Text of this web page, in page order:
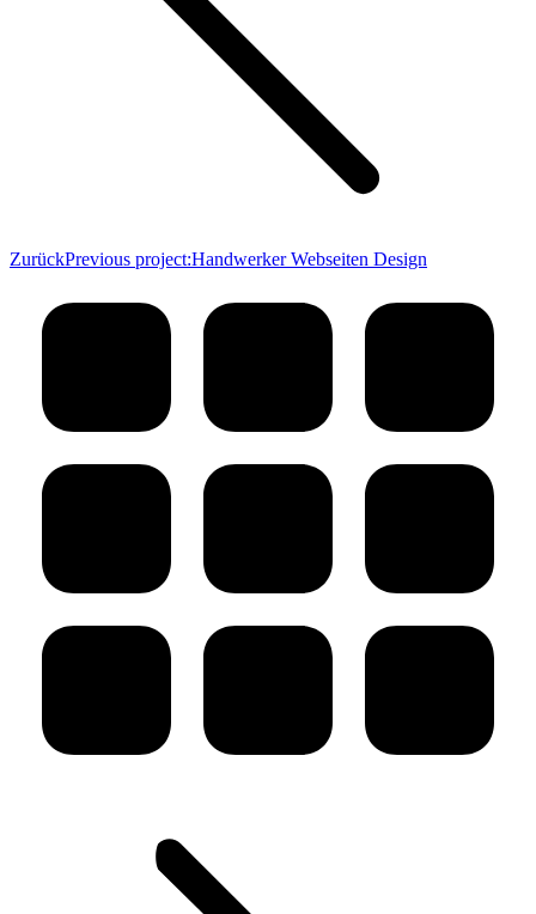
ZurückPrevious project:Handwerker Webseiten Design